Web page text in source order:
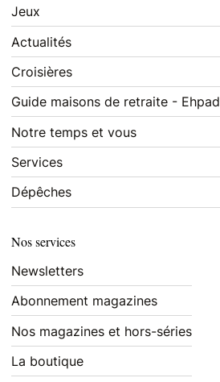
Jeux
Actualités
Croisières
Guide maisons de retraite - Ehpad
Notre temps et vous
Services
Dépêches
Nos services
Newsletters
Abonnement magazines
Nos magazines et hors-séries
La boutique